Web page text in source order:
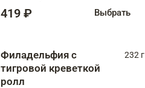
419 ₽ Выбрать
Филадельфия с
тигровой креветкой
ролл
232 г